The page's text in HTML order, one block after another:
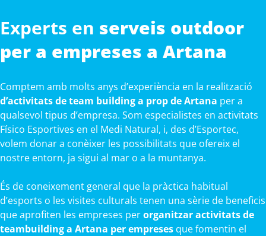
Experts en serveis outdoor
per a empreses a Artana
Comptem amb molts anys d’experiència en la realització
d’activitats de team building a prop de Artana per a
qualsevol tipus d’empresa. Som especialistes en activitats
Físico Esportives en el Medi Natural, i, des d’Esportec,
volem donar a conèixer les possibilitats que ofereix el
nostre entorn, ja sigui al mar o a la muntanya.
És de coneixement general que la pràctica habitual
d’esports o les visites culturals tenen una sèrie de beneficis
que aprofiten les empreses perorganitzar activitats de
teambuilding a Artana per empreses que fomentin el